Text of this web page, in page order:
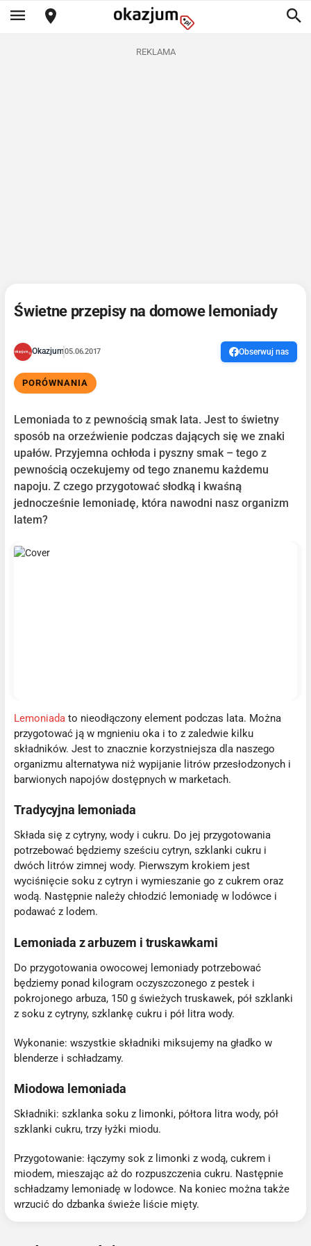
REKLAMA
Świetne przepisy na domowe lemoniady
Okazjum05.06.2017 Obserwuj nas
PORÓWNANIA
Lemoniada to z pewnością smak lata. Jest to świetny
sposób na orzeźwienie podczas dających się we znaki
upałów. Przyjemna ochłoda i pyszny smak – tego z
pewnością oczekujemy od tego znanemu każdemu
napoju. Z czego przygotować słodką i kwaśną
jednocześnie lemoniadę, która nawodni nasz organizm
latem?
Lemoniada to nieodłączony element podczas lata. Można
przygotować ją w mgnieniu oka i to z zaledwie kilku
składników. Jest to znacznie korzystniejsza dla naszego
organizmu alternatywa niż wypijanie litrów przesłodzonych i
barwionych napojów dostępnych w marketach.
Tradycyjna lemoniada
Składa się z cytryny, wody i cukru. Do jej przygotowania
potrzebować będziemy sześciu cytryn, szklanki cukru i
dwóch litrów zimnej wody. Pierwszym krokiem jest
wyciśnięcie soku z cytryn i wymieszanie go z cukrem oraz
wodą. Następnie należy chłodzić lemoniadę w lodówce i
podawać z lodem.
Lemoniada z arbuzem i truskawkami
Do przygotowania owocowej lemoniady potrzebować
będziemy ponad kilogram oczyszczonego z pestek i
pokrojonego arbuza, 150 g świeżych truskawek, pół szklanki
z soku z cytryny, szklankę cukru i pół litra wody.
Wykonanie: wszystkie składniki miksujemy na gładko w
blenderze i schładzamy.
Miodowa lemoniada
Składniki: szklanka soku z limonki, półtora litra wody, pół
szklanki cukru, trzy łyżki miodu.
Przygotowanie: łączymy sok z limonki z wodą, cukrem i
miodem, mieszając aż do rozpuszczenia cukru. Następnie
schładzamy lemoniadę w lodowce. Na koniec można także
wrzucić do dzbanka świeże liście mięty.